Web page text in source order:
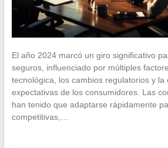
El año 2024 marcó un giro significativo
seguros, influenciado por múltiples
tecnológica, los cambios regulatorios y la
expectativas de los consumidores. Las
han tenido que adaptarse rápidamente
competitivas,…